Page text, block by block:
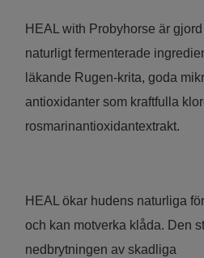
HEAL with Probyhorse är
naturligt fermenterade
läkande Rugen-krita, goda
antioxidanter som kraftfulla
rosmarinantioxidantextrakt.
HEAL ökar hudens naturliga
och kan motverka klåda. Den
nedbrytningen av skadliga